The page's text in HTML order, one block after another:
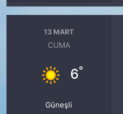
13 MART
CUMA
6°
Güneşli